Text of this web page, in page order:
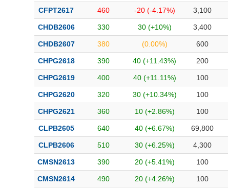
CFPT2617 460 -20 (-4.17%) 3,100
CHDB2606 330 30 (+10%) 3,400
CHDB2607 380 (0.00%) 600
CHPG2618 390 40 (+11.43%) 200
CHPG2619 400 40 (+11.11%) 100
CHPG2620 320 30 (+10.34%) 100
CHPG2621 360 10 (+2.86%) 100
CLPB2605 640 40 (+6.67%) 69,800
CLPB2606 510 30 (+6.25%) 4,300
CMSN2613 390 20 (+5.41%) 100
CMSN2614 490 20 (+4.26%) 100